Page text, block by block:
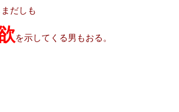
だしも
を示してくる男もおる。